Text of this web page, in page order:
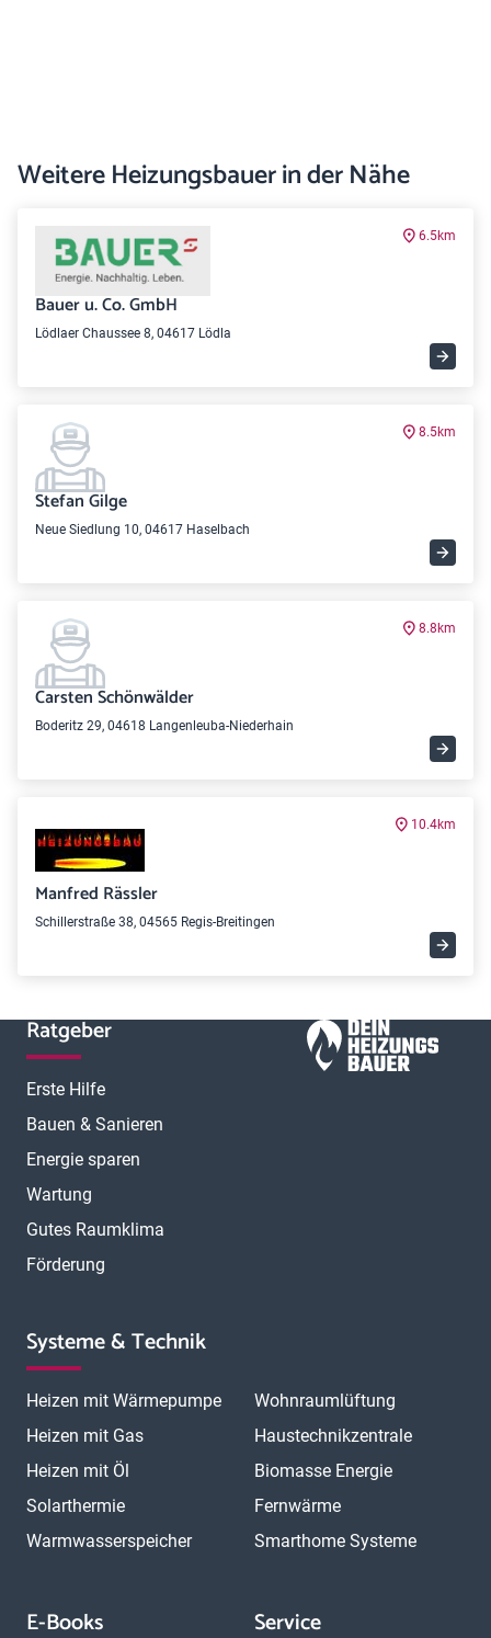
Weitere Heizungsbauer in der Nähe
6.5km
Bauer u. Co. GmbH
Lödlaer Chaussee 8, 04617 Lödla
8.5km
Stefan Gilge
Neue Siedlung 10, 04617 Haselbach
8.8km
Carsten Schönwälder
Boderitz 29, 04618 Langenleuba-Niederhain
10.4km
Manfred Rässler
Schillerstraße 38, 04565 Regis-Breitingen
Ratgeber
Erste Hilfe
Bauen & Sanieren
Energie sparen
Wartung
Gutes Raumklima
Förderung
Systeme & Technik
Heizen mit Wärmepumpe
Heizen mit Gas
Heizen mit Öl
Solarthermie
Warmwasserspeicher
Wohnraumlüftung
Haustechnikzentrale
Biomasse Energie
Fernwärme
Smarthome Systeme
E-Books Service